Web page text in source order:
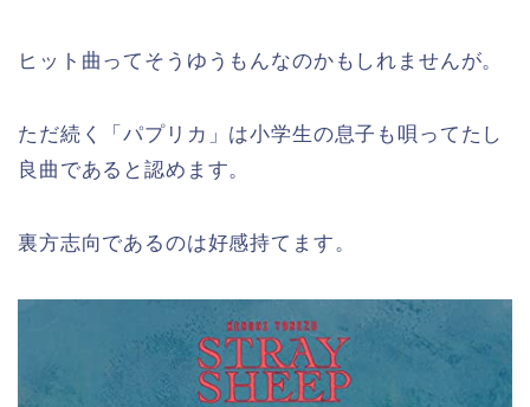
ヒット曲ってそうゆうもんなのかもしれませんが。
ただ続く「パプリカ」は小学生の息子も唄ってたし
良曲であると認めます。
裏方志向であるのは好感持てます。